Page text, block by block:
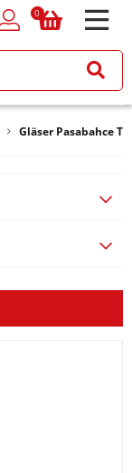
0
0
Gläser Pasabahce